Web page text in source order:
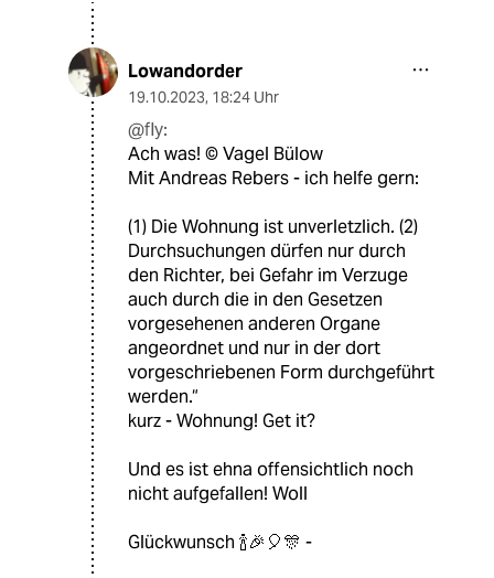
Lowandorder
19.10.2023, 18:24 Uhr
@fly:
Ach was! ©️ Vagel Bülow
Mit Andreas Rebers - ich helfe gern:
(1) Die Wohnung ist unverletzlich. (2)
Durchsuchungen dürfen nur durch
den Richter, bei Gefahr im Verzuge
auch durch die in den Gesetzen
vorgesehenen anderen Organe
angeordnet und nur in der dort
vorgeschriebenen Form durchgeführt
werden.“
kurz - Wohnung! Get it?
Und es ist ehna offensichtlich noch
nicht aufgefallen! Woll
Glückwunsch 🍾🎉🎈🎊 -